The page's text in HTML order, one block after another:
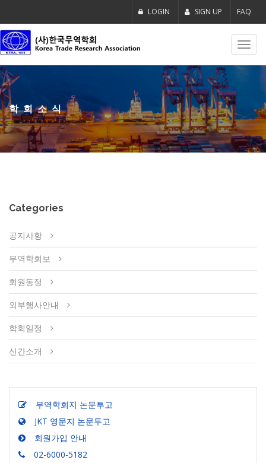
LOGIN SIGN UP FAQ
학회소식
Categories
공지사항
무역학회보
회원동정
외부행사안내
학회일정
신간소개
무역학회지 논문투고
JKT 영문지 논문투고
회원가입 안내
02-6000-5182